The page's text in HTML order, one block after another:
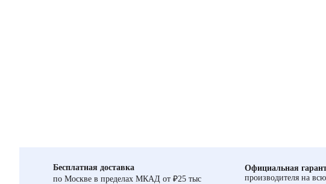
Бесплатная доставка
по Москве в пределах МКАД от ₽25 тыс
Официальная
производителя на